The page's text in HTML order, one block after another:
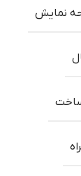
نمایش